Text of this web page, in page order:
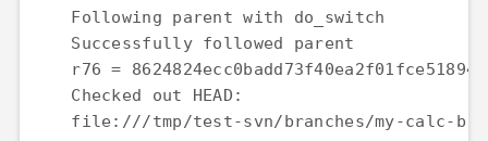
    Following parent with do_switch
    Successfully followed parent
r76 =
    Checked out HEAD:
file:///tmp/test-svn/branches/my-calc-